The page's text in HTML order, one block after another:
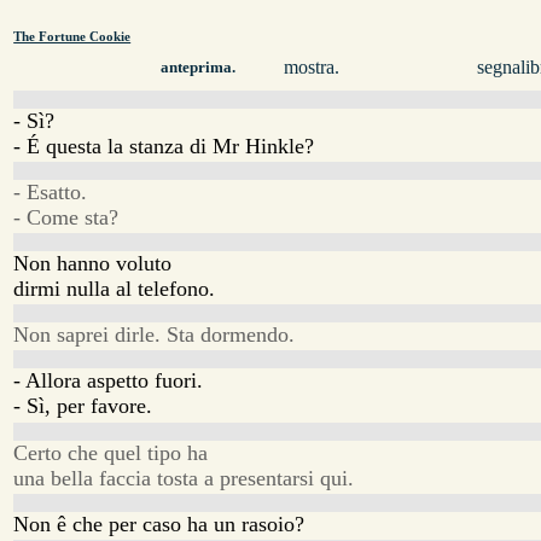
The Fortune Cookie
anteprima. mostra.
- Sì?
- É questa la stanza di Mr Hinkle?
- Esatto.
- Come sta?
Non hanno voluto
dirmi nulla al telefono.
Non saprei dirle. Sta dormendo.
- Allora aspetto fuori.
- Sì, per favore.
Certo che quel tipo ha
una bella faccia tosta a presentarsi qui.
Non ê che per caso ha un rasoio?